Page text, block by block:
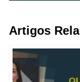
Artigos